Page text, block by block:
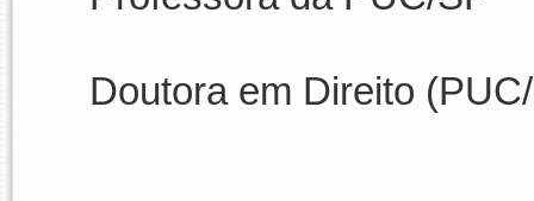
Doutora em Direito